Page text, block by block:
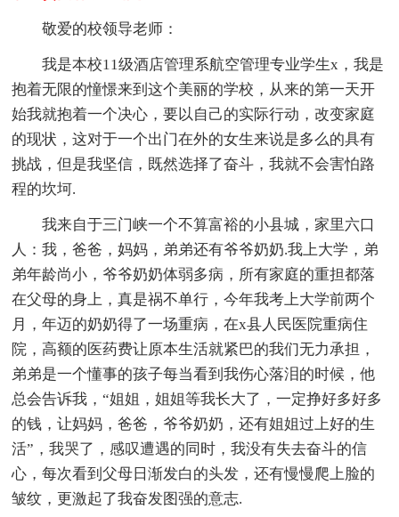
敬爱的校领导老师：
我是本校11级酒店管理系航空管理专业学生x，我是
抱着无限的憧憬来到这个美丽的学校，从来的第一天开
始我就抱着一个决心，要以自己的实际行动，改变家庭
的现状，这对于一个出门在外的女生来说是多么的具有
挑战，但是我坚信，既然选择了奋斗，我就不会害怕路
程的坎坷.
我来自于三门峡一个不算富裕的小县城，家里六口
人：我，爸爸，妈妈，弟弟还有爷爷奶奶.我上大学，弟
弟年龄尚小，爷爷奶奶体弱多病，所有家庭的重担都落
在父母的身上，真是祸不单行，今年我考上大学前两个
月，年迈的奶奶得了一场重病，在x县人民医院重病住
院，高额的医药费让原本生活就紧巴的我们无力承担，
弟弟是一个懂事的孩子每当看到我伤心落泪的时候，他
总会告诉我，“姐姐，姐姐等我长大了，一定挣好多好多
的钱，让妈妈，爸爸，爷爷奶奶，还有姐姐过上好的生
活”，我哭了，感叹遭遇的同时，我没有失去奋斗的信
心，每次看到父母日渐发白的头发，还有慢慢爬上脸的
皱纹，更激起了我奋发图强的意志.